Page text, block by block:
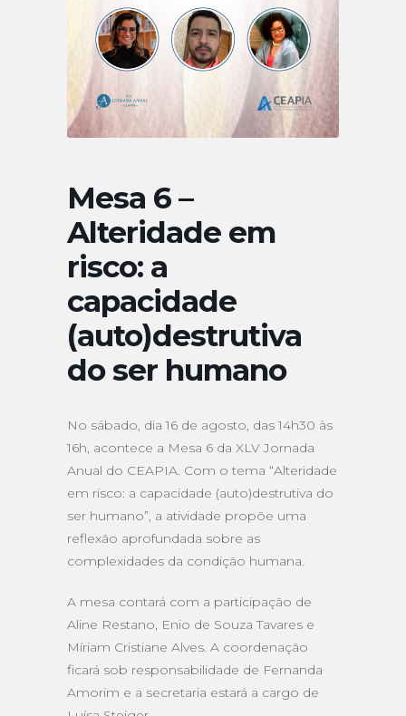
Mesa 6 –
Alteridade em
risco: a
capacidade
(auto)destrutiva
do ser humano
No sábado, dia 16 de agosto, das 14h30 às
16h, acontece a Mesa 6 da XLV Jornada
Anual do CEAPIA. Com o tema “Alteridade
em risco: a capacidade (auto)destrutiva do
ser humano”, a atividade propõe uma
reflexão aprofundada sobre as
complexidades da condição humana.
A mesa contará com a participação de
Aline Restano, Enio de Souza Tavares e
Míriam Cristiane Alves. A coordenação
ficará sob responsabilidade de Fernanda
Amorim e a secretaria estará a cargo de